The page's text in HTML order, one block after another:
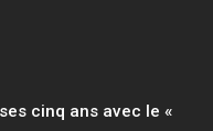
cinq ans avec le «